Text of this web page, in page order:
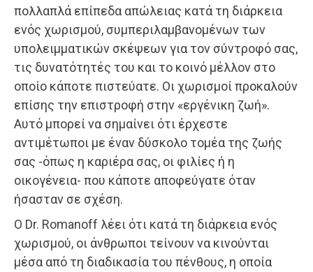
πολλαπλά επίπεδα απώλειας κατά τη διάρκεια
ενός χωρισμού, συμπεριλαμβανομένων των
υπολειμματικών σκέψεων για τον σύντροφό σας,
τις δυνατότητές του και το κοινό μέλλον στο
οποίο κάποτε πιστεύατε. Οι χωρισμοί προκαλούν
επίσης την επιστροφή στην «εργένικη ζωή».
Αυτό μπορεί να σημαίνει ότι έρχεστε
αντιμέτωποι με έναν δύσκολο τομέα της ζωής
σας -όπως η καριέρα σας, οι φιλίες ή η
οικογένεια- που κάποτε αποφεύγατε όταν
ήσασταν σε σχέση.
Ο Dr. Romanoff λέει ότι κατά τη διάρκεια ενός
χωρισμού, οι άνθρωποι τείνουν να κινούνται
μέσα από τη διαδικασία του πένθους, η οποία